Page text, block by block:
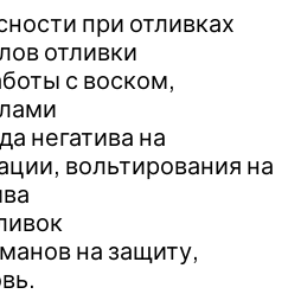
при отливках
отливки
с воском,
негатива на
вольтирования на
на защиту,